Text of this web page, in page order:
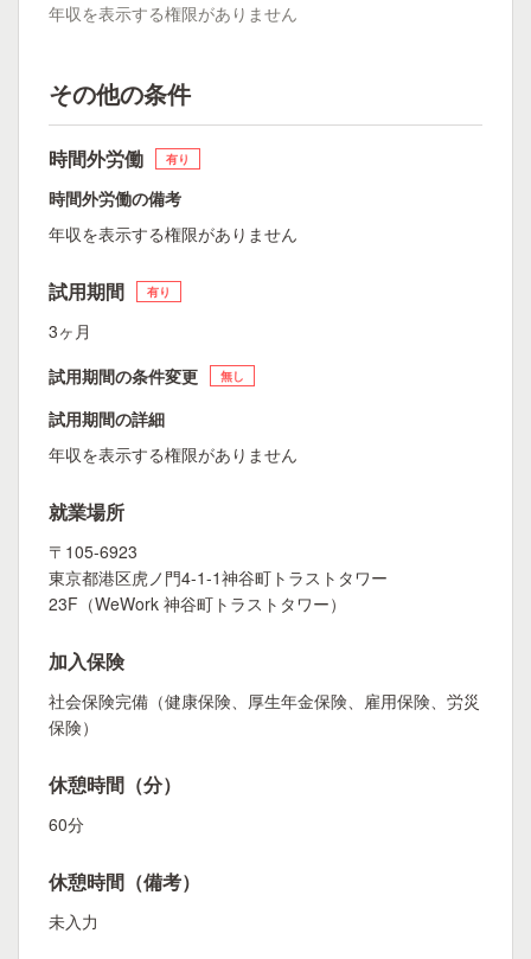
年収を表示する権限がありません
その他の条件
時間外労働 有り
時間外労働の備考
年収を表示する権限がありません
試用期間 有り
3ヶ月
試用期間の条件変更
無し
試用期間の詳細
年収を表示する権限がありません
就業場所
〒105-6923
東京都港区虎ノ門4-1-1神谷町トラストタワー
23F（WeWork 神谷町トラストタワー）
加入保険
社会保険完備（健康保険、厚生年金保険、雇用保険、労災
保険）
休憩時間（分）
60分
休憩時間（備考）
未入力